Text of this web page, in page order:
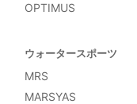
OPTIMUS
ウォータースポーツ
MRS
MARSYAS